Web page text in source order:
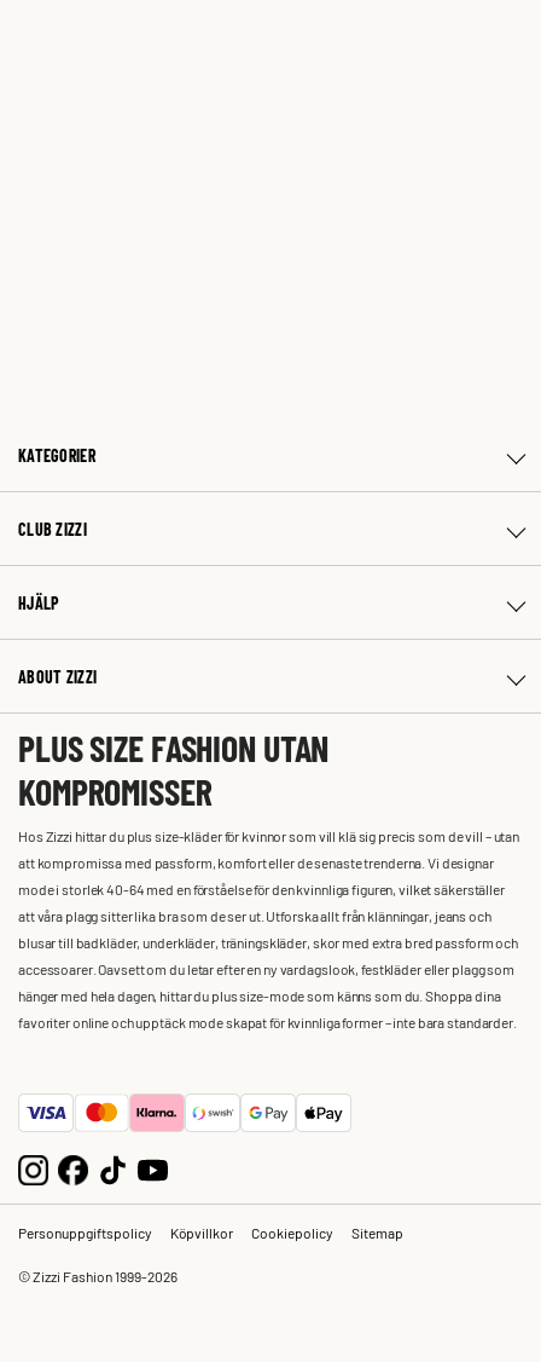
KATEGORIER
CLUB ZIZZI
HJÄLP
ABOUT ZIZZI
PLUS SIZE FASHION UTAN
KOMPROMISSER
Hos Zizzi hittar du plus size-kläder för kvinnor som vill klä sig precis som de vill – utan
att kompromissa med passform, komfort eller de senaste trenderna. Vi designar
mode i storlek 40-64 med en förståelse för den kvinnliga figuren, vilket säkerställer
att våra plagg sitter lika bra som de ser ut. Utforska allt från klänningar, jeans och
blusar till badkläder, underkläder, träningskläder, skor med extra bred passform och
accessoarer. Oavsett om du letar efter en ny vardagslook, festkläder eller plagg som
hänger med hela dagen, hittar du plus size-mode som känns som du. Shoppa dina
favoriter online och upptäck mode skapat för kvinnliga former – inte bara standarder.
Personuppgiftspolicy Köpvillkor Cookiepolicy Sitemap
© Zizzi Fashion 1999-2026